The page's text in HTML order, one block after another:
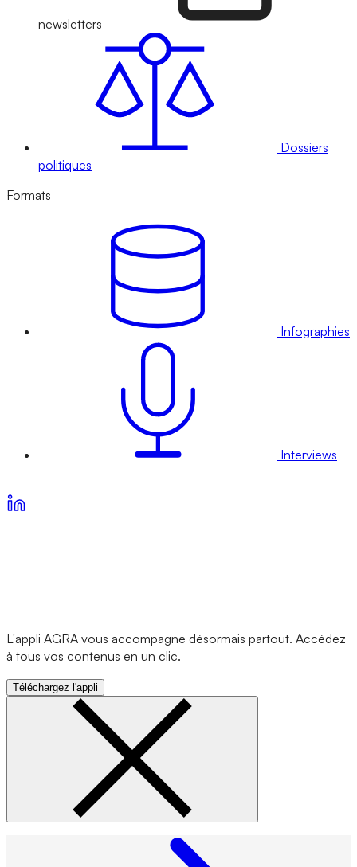
newsletters
Dossiers
politiques
Formats
Infographies
Interviews
L'appli AGRA vous accompagne désormais partout. Accédez
à tous vos contenus en un clic.
Téléchargez l'appli